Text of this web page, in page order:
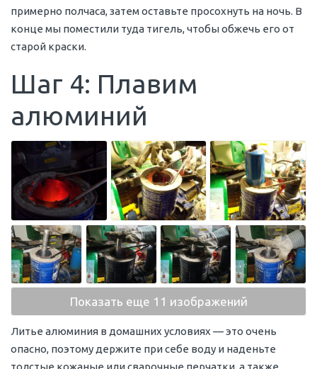
примерно полчаса, затем оставьте просохнуть на ночь. В
конце мы поместили туда тигель, чтобы обжечь его от
старой краски.
Шаг 4: Плавим
алюминий
Показать еще 11 изображений
Литье алюминия в домашних условиях — это очень
опасно, поэтому держите при себе воду и наденьте
толстые кожаные или сварочные перчатки, а также